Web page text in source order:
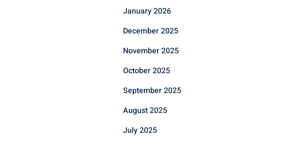
January 2026
December 2025
November 2025
October 2025
September 2025
August 2025
July 2025